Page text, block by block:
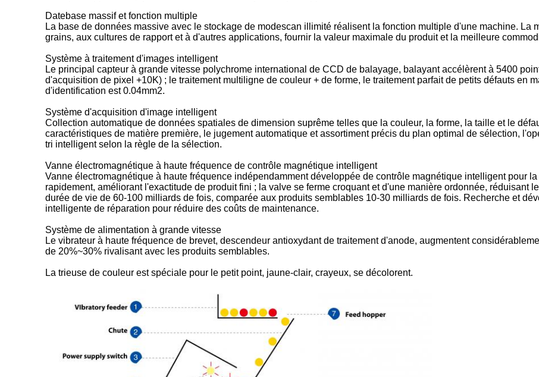
Datebase massif et fonction multiple
La base de données massive avec le stockage de modescan illimité réalisent la fonction multiple d'une machine. La
grains, aux cultures de rapport et à d'autres applications, fournir la valeur maximale du produit et la meilleure
Système à traitement d'images intelligent
Le principal capteur à grande vitesse polychrome international de CCD de balayage, balayant accélèrent à 5400
d'acquisition de pixel +10K) ; le traitement multiligne de couleur + de forme, le traitement parfait de petits défauts en
d'identification est 0.04mm2.
Système d'acquisition d'image intelligent
Collection automatique de données spatiales de dimension suprême telles que la couleur, la forme, la taille et le
caractéristiques de matière première, le jugement automatique et assortiment précis du plan optimal de sélection,
tri intelligent selon la règle de la sélection.
Vanne électromagnétique à haute fréquence de contrôle magnétique intelligent
Vanne électromagnétique à haute fréquence indépendamment développée de contrôle magnétique intelligent pour
rapidement, améliorant l'exactitude de produit fini ; la valve se ferme croquant et d'une manière ordonnée, réduisant
durée de vie de 60-100 milliards de fois, comparée aux produits semblables 10-30 milliards de fois. Recherche et
intelligente de réparation pour réduire des coûts de maintenance.
Système de alimentation à grande vitesse
Le vibrateur à haute fréquence de brevet, descendeur antioxydant de traitement d'anode, augmentent
de 20%~30% rivalisant avec les produits semblables.
La trieuse de couleur est spéciale pour le petit point, jaune-clair, crayeux, se décolorent.